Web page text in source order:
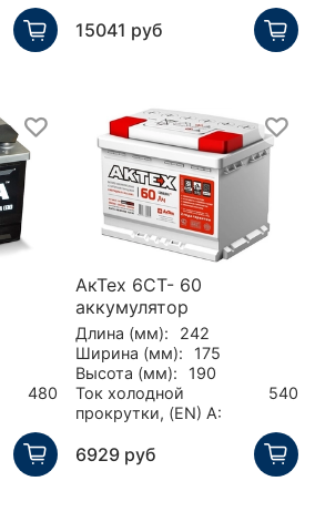
15041 руб
480
АкТех 6СТ- 60
аккумулятор
Длина (мм):
242
Ширина (мм):
175
Высота (мм):
190
Ток холодной
прокрутки, (EN) А:
540
6929 руб